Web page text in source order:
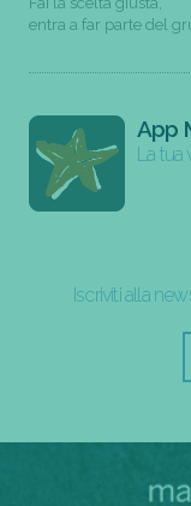
entra a far parte del
App
La
Iscriviti alla